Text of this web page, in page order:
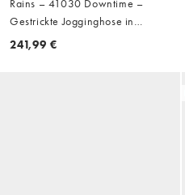
Gestrickte Jogginghose in
Burgunderrot mit Kordelzug und
241,99 €